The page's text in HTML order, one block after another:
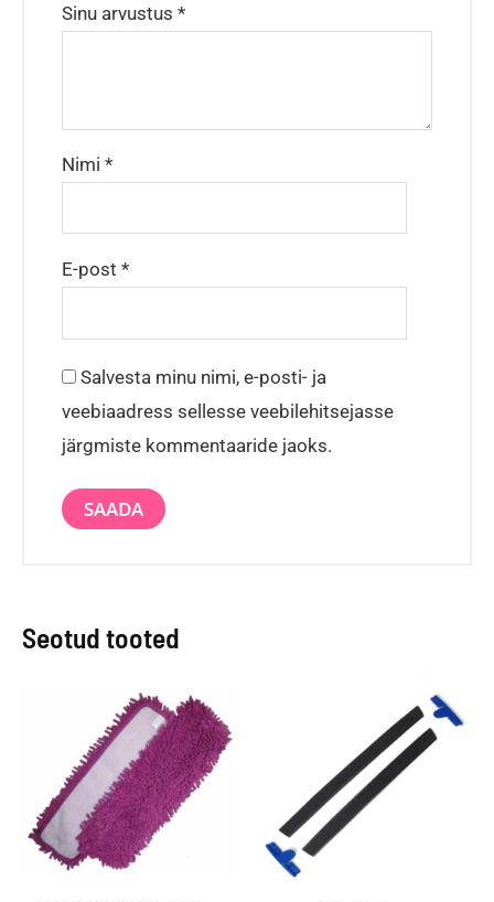
Sinu arvustus *
Nimi *
E-post *
Salvesta minu nimi, e-posti- ja
veebiaadress sellesse veebilehitsejasse
järgmiste kommentaaride jaoks.
Seotud tooted